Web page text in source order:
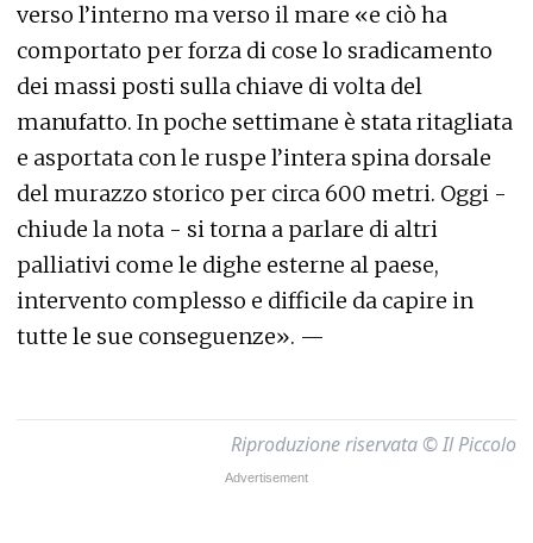
verso l’interno ma verso il mare «e ciò ha
comportato per forza di cose lo sradicamento
dei massi posti sulla chiave di volta del
manufatto. In poche settimane è stata ritagliata
e asportata con le ruspe l’intera spina dorsale
del murazzo storico per circa 600 metri. Oggi -
chiude la nota - si torna a parlare di altri
palliativi come le dighe esterne al paese,
intervento complesso e difficile da capire in
tutte le sue conseguenze». —
Riproduzione riservata © Il Piccolo